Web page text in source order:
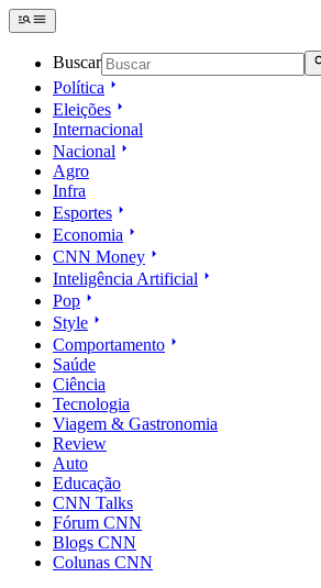
Buscar
Política
Eleições
Internacional
Nacional
Agro
Infra
Esportes
Economia
CNN Money
Inteligência Artificial
Pop
Style
Comportamento
Saúde
Ciência
Tecnologia
Viagem & Gastronomia
Review
Auto
Educação
CNN Talks
Fórum CNN
Blogs CNN
Colunas CNN